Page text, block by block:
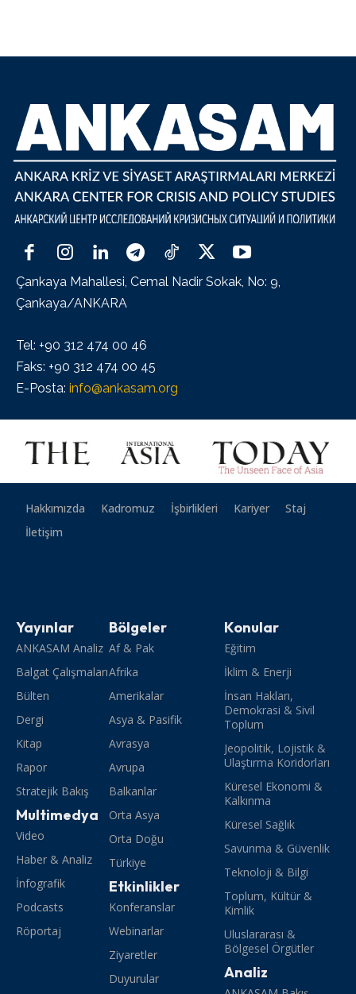
Çankaya Mahallesi, Cemal Nadir Sokak, No: 9,
Çankaya/ANKARA
Tel: +90 312 474 00 46
Faks: +90 312 474 00 45
E-Posta: info@ankasam.org
Hakkımızda Kadromuz İşbirlikleri Kariyer
Staj
İletişim
Yayınlar
ANKASAM Analiz
Balgat Çalışmaları
Bülten
Dergi
Kitap
Rapor
Stratejik Bakış
Multimedya
Video
Haber & Analiz
İnfografik
Podcasts
Röportaj
Bölgeler
Af & Pak
Afrika
Amerikalar
Asya & Pasifik
Avrasya
Avrupa
Balkanlar
Orta Asya
Orta Doğu
Türkiye
Etkinlikler
Konferanslar
Webinarlar
Ziyaretler
Duyurular
Konular
Eğitim
İklim & Enerji
İnsan Hakları,
Demokrasi & Sivil
Toplum
Jeopolitik, Lojistik &
Ulaştırma Koridorları
Küresel Ekonomi &
Kalkınma
Küresel Sağlık
Savunma & Güvenlik
Teknoloji & Bilgi
Toplum, Kültür &
Kimlik
Uluslararası &
Bölgesel Örgütler
Analiz